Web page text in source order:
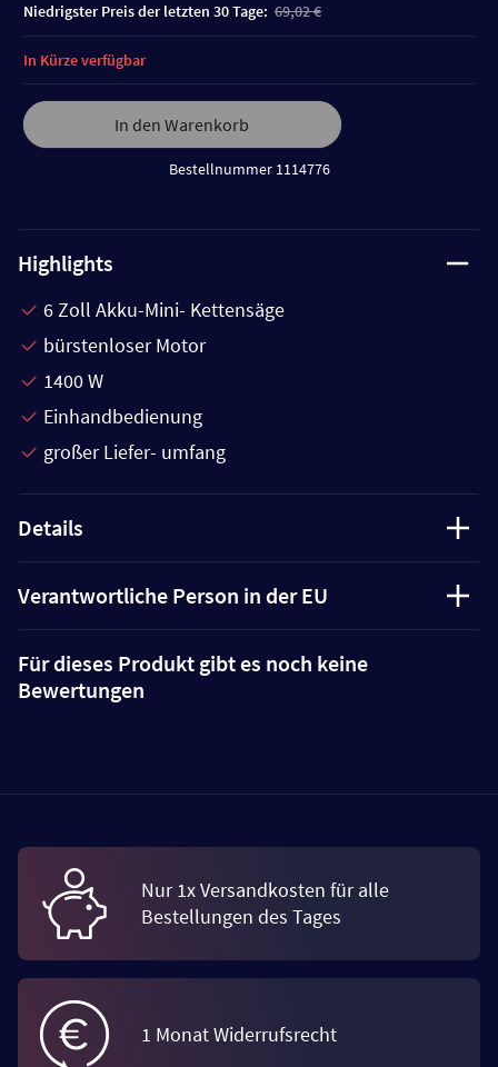
niedrigster Preis der letzten 30 Tage: 69,02 €
In den Warenkorb
Bestellnummer 1114776
In Kürze verfügbar
Highlights
6 Zoll Akku-Mini- Kettensäge
bürstenloser Motor
1400 W
Einhandbedienung
großer Liefer- umfang
Details
Verantwortliche Person in der EU
Für dieses Produkt gibt es noch keine
Bewertungen
Nur 1x Versandkosten für alle
Bestellungen des Tages
1 Monat Widerrufsrecht